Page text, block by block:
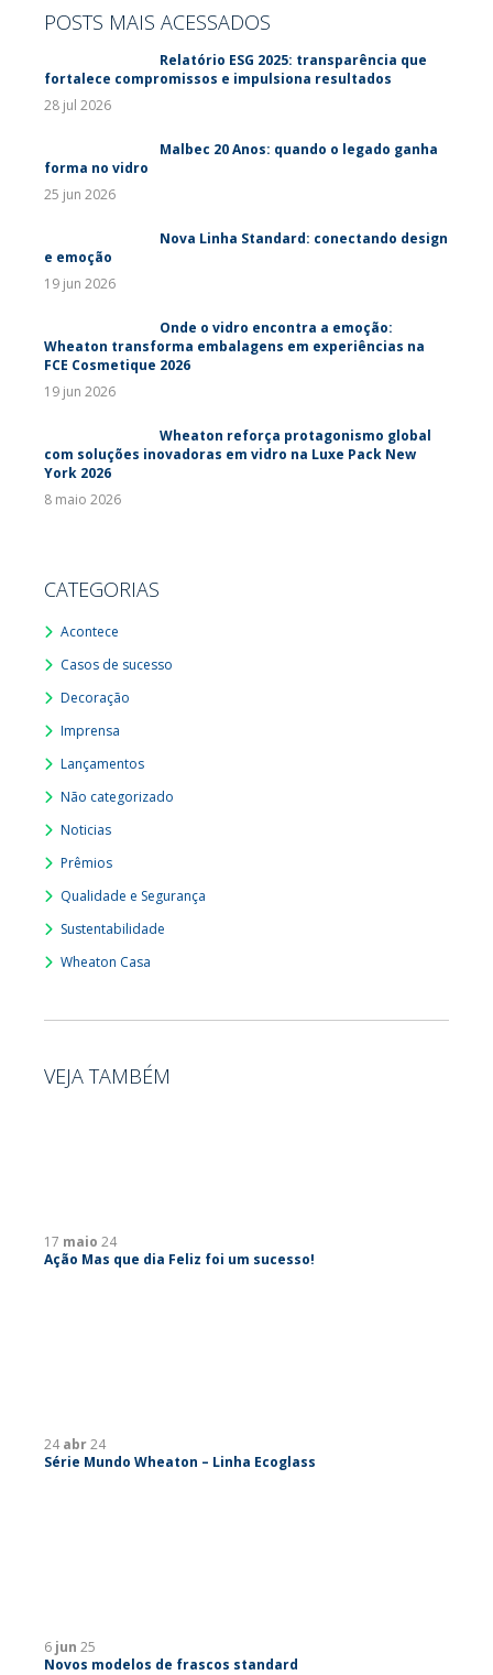
POSTS MAIS ACESSADOS
Relatório ESG 2025: transparência que
fortalece compromissos e impulsiona resultados
28 jul 2026
Malbec 20 Anos: quando o legado ganha
forma no vidro
25 jun 2026
Nova Linha Standard: conectando design
e emoção
19 jun 2026
Onde o vidro encontra a emoção:
Wheaton transforma embalagens em experiências na
FCE Cosmetique 2026
19 jun 2026
Wheaton reforça protagonismo global
com soluções inovadoras em vidro na Luxe Pack New
York 2026
8 maio 2026
CATEGORIAS
Acontece
Casos de sucesso
Decoração
Imprensa
Lançamentos
Não categorizado
Noticias
Prêmios
Qualidade e Segurança
Sustentabilidade
Wheaton Casa
VEJA TAMBÉM
17 maio 24
Ação Mas que dia Feliz foi um sucesso!
24abr24
Série Mundo Wheaton – Linha Ecoglass
6 jun 25
Novos modelos de frascos standard